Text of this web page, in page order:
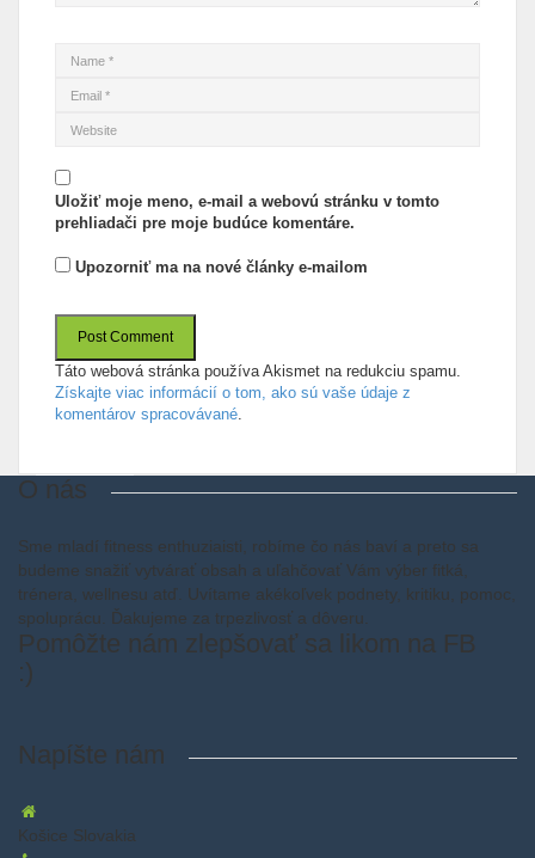
Uložiť moje meno, e-mail a webovú stránku v tomto
prehliadači pre moje budúce komentáre.
Upozorniť ma na nové články e-mailom
Táto webová stránka používa Akismet na redukciu spamu.
Získajte viac informácií o tom, ako sú vaše údaje z
komentárov spracovávané.
O nás
Sme mladí fitness enthuziaisti, robíme čo nás baví a preto sa
budeme snažiť vytvárať obsah a uľahčovať Vám výber fitká,
trénera, wellnesu atď. Uvítame akékoľvek podnety, kritiku, pomoc,
spoluprácu. Ďakujeme za trpezlivosť a dôveru.
Pomôžte nám zlepšovať sa likom na FB
:)
Napíšte nám
Košice Slovakia